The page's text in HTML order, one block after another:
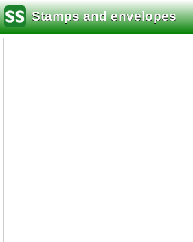
Stamps and envelopes